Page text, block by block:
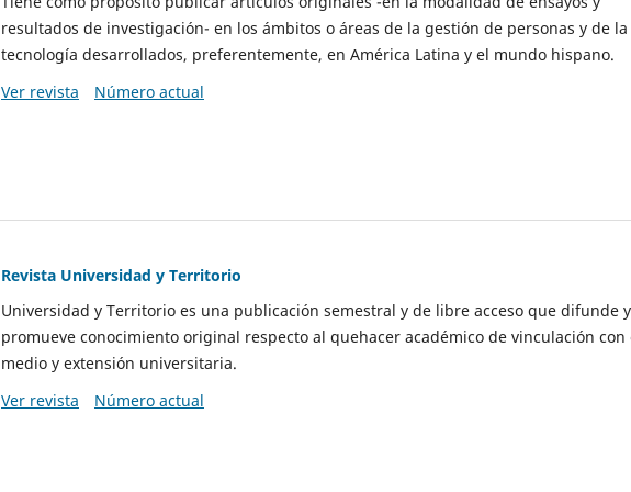
resultados de investigación- en los ámbitos o áreas de la gestión de personas y de la
tecnología desarrollados, preferentemente, en América Latina y el mundo hispano.
Ver revista
Número actual
Revista Universidad y Territorio
Universidad y Territorio es una publicación semestral y de libre acceso que difunde y
promueve conocimiento original respecto al quehacer académico de vinculación con
medio y extensión universitaria.
Ver revista
Número actual